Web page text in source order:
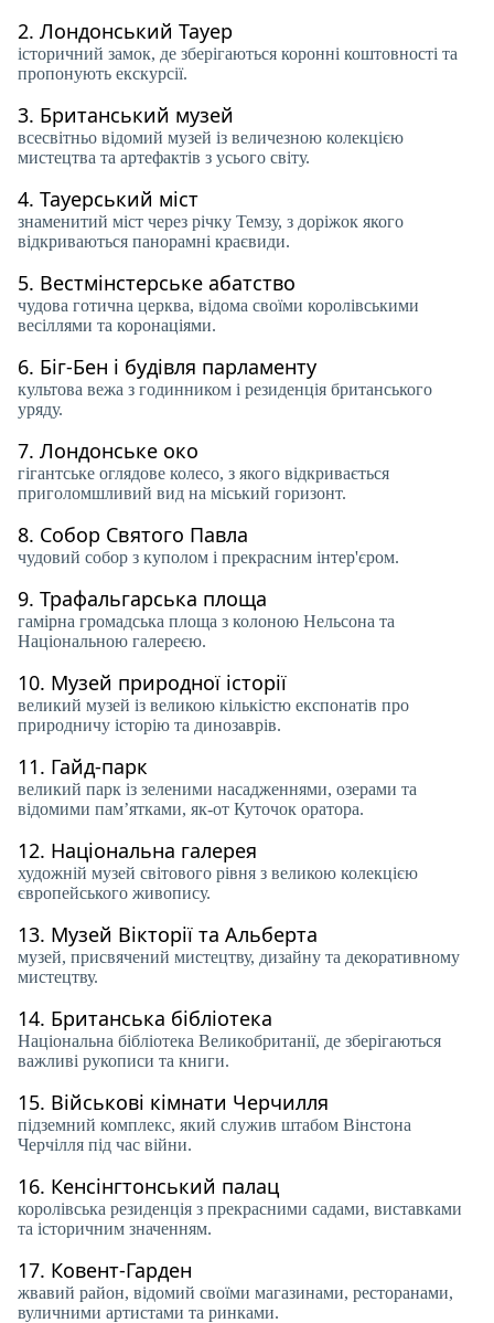
2. Лондонський Тауер
історичний замок, де зберігаються коронні коштовності та
пропонують екскурсії.
3. Британський музей
всесвітньо відомий музей із величезною колекцією
мистецтва та артефактів з усього світу.
4. Тауерський міст
знаменитий міст через річку Темзу, з доріжок якого
відкриваються панорамні краєвиди.
5. Вестмінстерське абатство
чудова готична церква, відома своїми королівськими
весіллями та коронаціями.
6. Біг-Бен і будівля парламенту
культова вежа з годинником і резиденція британського
уряду.
7. Лондонське око
гігантське оглядове колесо, з якого відкривається
приголомшливий вид на міський горизонт.
8. Собор Святого Павла
чудовий собор з куполом і прекрасним інтер'єром.
9. Трафальгарська площа
гамірна громадська площа з колоною Нельсона та
Національною галереєю.
10. Музей природної історії
великий музей із великою кількістю експонатів про
природничу історію та динозаврів.
11. Гайд-парк
великий парк із зеленими насадженнями, озерами та
відомими пам’ятками, як-от Куточок оратора.
12. Національна галерея
художній музей світового рівня з великою колекцією
європейського живопису.
13. Музей Вікторії та Альберта
музей, присвячений мистецтву, дизайну та декоративному
мистецтву.
14. Британська бібліотека
Національна бібліотека Великобританії, де зберігаються
важливі рукописи та книги.
15. Військові кімнати Черчилля
підземний комплекс, який служив штабом Вінстона
Черчілля під час війни.
16. Кенсінгтонський палац
королівська резиденція з прекрасними садами, виставками
та історичним значенням.
17. Ковент-Гарден
жвавий район, відомий своїми магазинами, ресторанами,
вуличними артистами та ринками.